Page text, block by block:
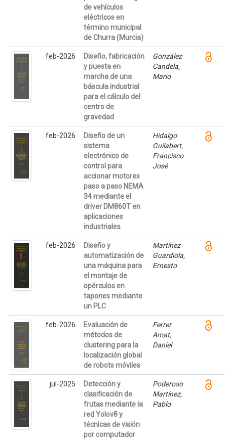
de vehículos
eléctricos en
término municipal
de Churra (Murcia)
feb-2026
Diseño, fabricación
y puesta en
marcha de una
báscula industrial
para el cálculo del
centro de
gravedad
González
Candela,
Mario
feb-2026
Diseño de un
sistema
electrónico de
control para
accionar motores
paso a paso NEMA
34 mediante el
driver DM860T en
aplicaciones
industriales
Hidalgo
Guilabert,
Francisco
José
feb-2026
Diseño y
automatización de
una máquina para
el montaje de
opérculos en
tapones mediante
un PLC
Martínez
Guardiola,
Ernesto
feb-2026
Evaluación de
métodos de
clustering para la
localización global
de robots móviles
Ferrer
Amat,
Daniel
jul-2025
Detección y
clasificación de
frutas mediante la
red Yolov8 y
técnicas de visión
por computador
Poderoso
Martínez,
Pablo